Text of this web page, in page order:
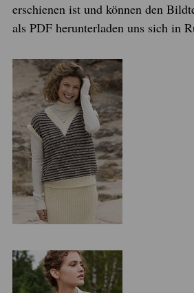
erschienen ist und können den
als PDF herunterladen uns sich in